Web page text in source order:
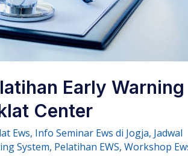
Early Warning
Center
Ews, Info Seminar Ews di Jogja, Jadwal
System, Pelatihan EWS, Workshop